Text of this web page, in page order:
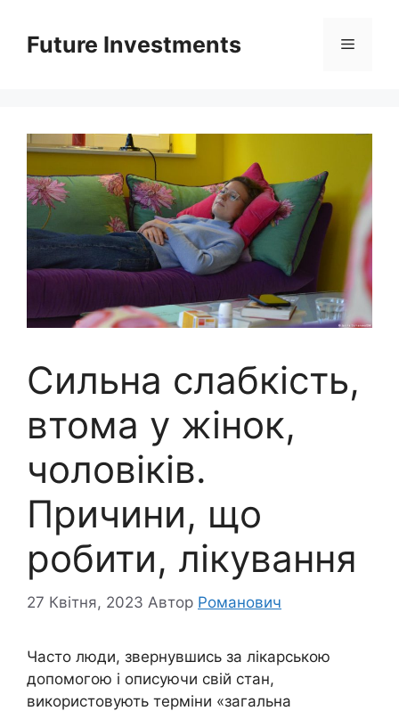
вмістуFuture Investments Меню
Сильна слабкість,
втома у жінок,
чоловіків.
Причини, що
робити, лікування
27 Квітня, 2023 Автор Романович
Часто люди, звернувшись за лікарською
допомогою і описуючи свій стан,
використовують терміни «загальна